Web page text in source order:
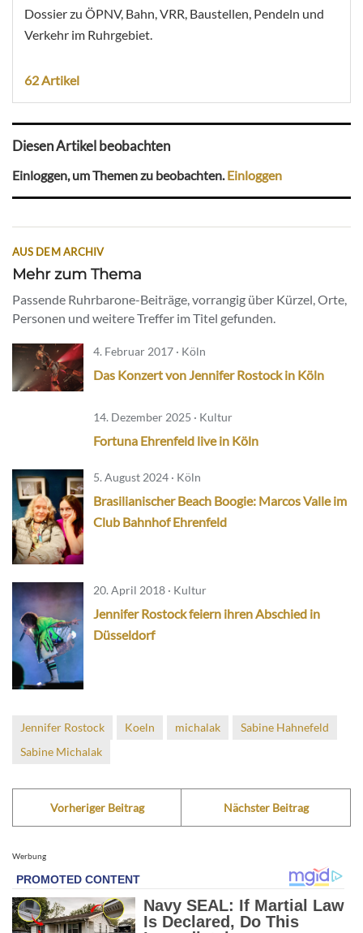
Dossier zu ÖPNV, Bahn, VRR, Baustellen, Pendeln und
Verkehr im Ruhrgebiet.
62 Artikel
Diesen Artikel beobachten
Einloggen, um Themen zu beobachten. Einloggen
AUS DEM ARCHIV
Mehr zum Thema
Passende Ruhrbarone-Beiträge, vorrangig über Kürzel, Orte,
Personen und weitere Treffer im Titel gefunden.
4. Februar 2017 · Köln
Das Konzert von Jennifer Rostock in Köln
14. Dezember 2025 · Kultur
Fortuna Ehrenfeld live in Köln
5. August 2024 · Köln
Brasilianischer Beach Boogie: Marcos Valle im
Club Bahnhof Ehrenfeld
20. April 2018 · Kultur
Jennifer Rostock feiern ihren Abschied in
Düsseldorf
Jennifer Rostock Koeln michalak
Sabine Hahnefeld
Sabine Michalak
Vorheriger Beitrag Nächster Beitrag
Werbung